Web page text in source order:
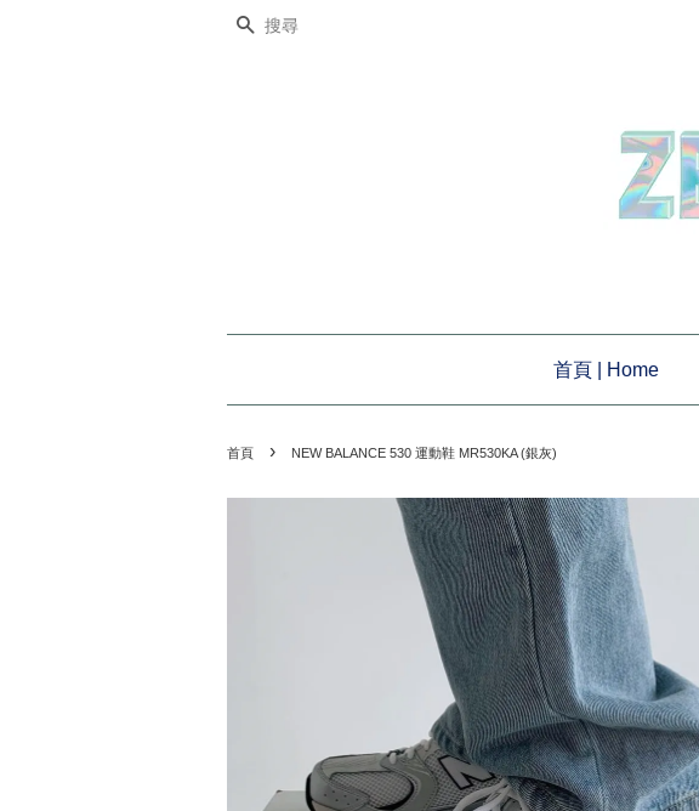
搜尋
首頁 | Home
首頁 › NEW BALANCE 530 運動鞋 MR530KA (銀灰)